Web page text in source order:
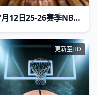
7月12日25-26赛季NBA夏季联赛 湖人VS独行侠
更新至HD